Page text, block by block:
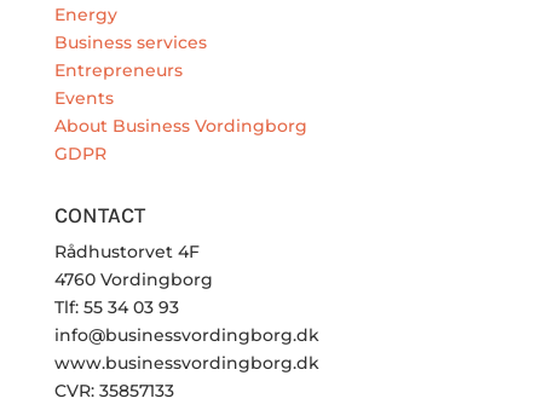
Energy
Business services
Entrepreneurs
Events
About Business Vordingborg
GDPR
CONTACT
Rådhustorvet 4F
4760 Vordingborg
Tlf: 55 34 03 93
info@businessvordingborg.dk
www.businessvordingborg.dk
CVR: 35857133